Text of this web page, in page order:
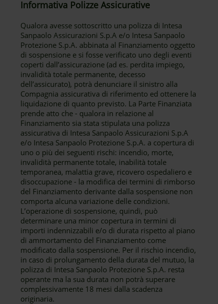
Informativa Polizze Assicurative
Qualora avesse sottoscritto una polizza di Intesa
Sanpaolo Assicurazioni S.p.A e/o Intesa Sanpaolo
Protezione S.p.A. abbinata al Finanziamento oggetto
di sospensione e si fosse verificato uno degli eventi
coperti dall’assicurazione (ad es. perdita impiego,
invalidità totale permanente, decesso
dell’assicurato), potrà denunciare il sinistro alla
Compagnia assicurativa di riferimento ed ottenere la
liquidazione di quanto previsto. La Parte Finanziata
prende atto che - qualora in relazione al
Finanziamento sia stata stipulata una polizza
assicurativa di Intesa Sanpaolo Assicurazioni S.p.A
e/o Intesa Sanpaolo Protezione S.p.A. a copertura di
uno o più dei seguenti rischi: incendio, morte,
invalidità permanente totale, inabilità totale
temporanea, malattia grave, ricovero ospedaliero e
disoccupazione - la modifica dei termini di rimborso
del Finanziamento derivante dalla sospensione non
comporta alcuna variazione delle condizioni.
L’operazione di sospensione, quindi, può
determinare una minor copertura in termini di
importi indennizzabili e/o di durata rispetto al piano
di ammortamento del Finanziamento come
modificato dalla sospensione. Per il rischio incendio,
in caso di prolungamento della durata del mutuo, la
polizza di Intesa Sanpaolo Protezione S.p.A. resta
operante ma la sua durata non potrà superare
complessivamente 18 mesi dalla scadenza
originaria.